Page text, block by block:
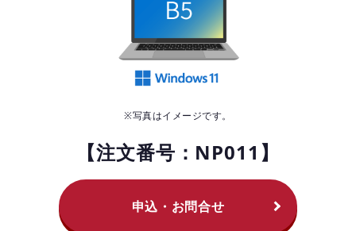
※写真はイメージです。
【注文番号：NP011】
申込・お問合せ